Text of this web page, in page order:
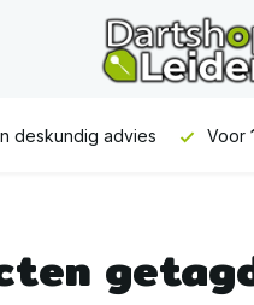
deskundig advies Voor